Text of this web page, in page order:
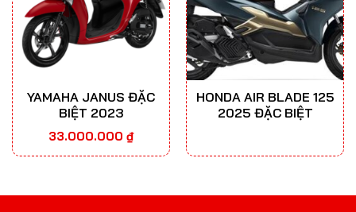
YAMAHA JANUS ĐẶC
BIỆT 2023
33.000.000 ₫
HONDA AIR BLADE 125
2025 ĐẶC BIỆT